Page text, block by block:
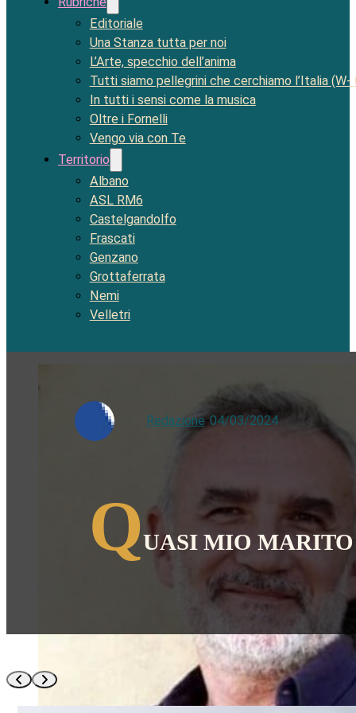
Editoriale
Una Stanza tutta per noi
L’Arte, specchio dell’anima
Tutti siamo pellegrini che cerchiamo l’Italia (W-
In tutti i sensi come la musica
Oltre i Fornelli
Vengo via con Te
Territorio
Albano
ASL RM6
Castelgandolfo
Frascati
Genzano
Grottaferrata
Nemi
Velletri
Redazione-04/03/2024
QUASI MIO MARITO